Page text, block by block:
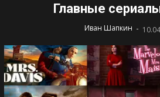
Главные
Иван Шапкин -